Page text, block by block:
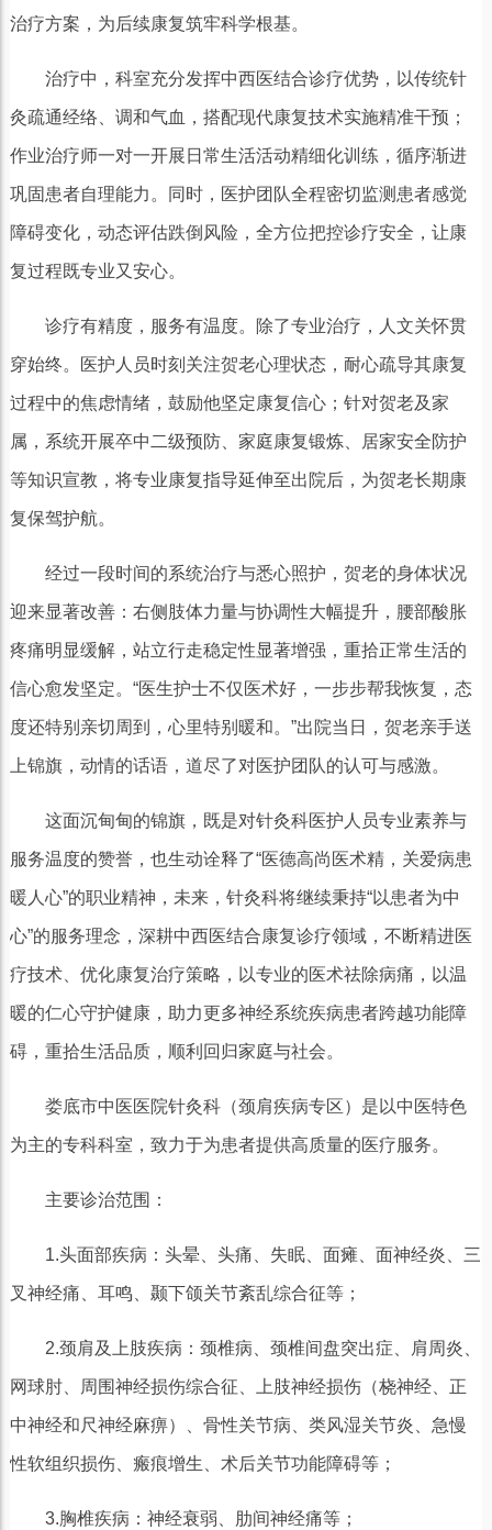
治疗方案，为后续康复筑牢科学根基。
治疗中，科室充分发挥中西医结合诊疗优势，以传统针
灸疏通经络、调和气血，搭配现代康复技术实施精准干预；
作业治疗师一对一开展日常生活活动精细化训练，循序渐进
巩固患者自理能力。同时，医护团队全程密切监测患者感觉
障碍变化，动态评估跌倒风险，全方位把控诊疗安全，让康
复过程既专业又安心。
诊疗有精度，服务有温度。除了专业治疗，人文关怀贯
穿始终。医护人员时刻关注贺老心理状态，耐心疏导其康复
过程中的焦虑情绪，鼓励他坚定康复信心；针对贺老及家
属，系统开展卒中二级预防、家庭康复锻炼、居家安全防护
等知识宣教，将专业康复指导延伸至出院后，为贺老长期康
复保驾护航。
经过一段时间的系统治疗与悉心照护，贺老的身体状况
迎来显著改善：右侧肢体力量与协调性大幅提升，腰部酸胀
疼痛明显缓解，站立行走稳定性显著增强，重拾正常生活的
信心愈发坚定。“医生护士不仅医术好，一步步帮我恢复，态
度还特别亲切周到，心里特别暖和。”出院当日，贺老亲手送
上锦旗，动情的话语，道尽了对医护团队的认可与感激。
这面沉甸甸的锦旗，既是对针灸科医护人员专业素养与
服务温度的赞誉，也生动诠释了“医德高尚医术精，关爱病患
暖人心”的职业精神，未来，针灸科将继续秉持“以患者为中
心”的服务理念，深耕中西医结合康复诊疗领域，不断精进医
疗技术、优化康复治疗策略，以专业的医术祛除病痛，以温
暖的仁心守护健康，助力更多神经系统疾病患者跨越功能障
碍，重拾生活品质，顺利回归家庭与社会。
娄底市中医医院针灸科（颈肩疾病专区）是以中医特色
为主的专科科室，致力于为患者提供高质量的医疗服务。
主要诊治范围：
1.头面部疾病：头晕、头痛、失眠、面瘫、面神经炎、三
叉神经痛、耳鸣、颞下颌关节紊乱综合征等；
2.颈肩及上肢疾病：颈椎病、颈椎间盘突出症、肩周炎、
网球肘、周围神经损伤综合征、上肢神经损伤（桡神经、正
中神经和尺神经麻痹）、骨性关节病、类风湿关节炎、急慢
性软组织损伤、瘢痕增生、术后关节功能障碍等；
3.胸椎疾病：神经衰弱、肋间神经痛等；